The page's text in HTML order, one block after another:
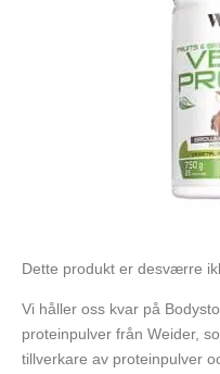
Dette produkt er desværre
Vi håller oss kvar på
proteinpulver från Weider,
tillverkare av proteinpulver